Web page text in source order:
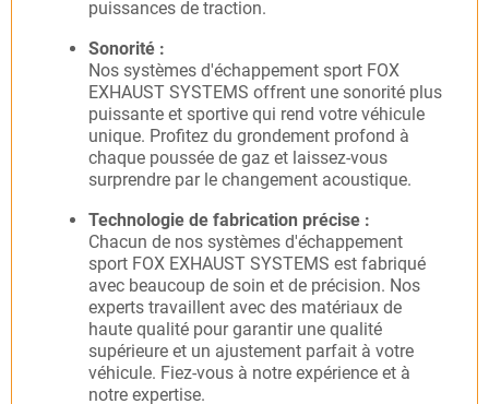
puissances de traction.
Sonorité :
Nos systèmes d'échappement sport FOX
EXHAUST SYSTEMS offrent une sonorité plus
puissante et sportive qui rend votre véhicule
unique. Profitez du grondement profond à
chaque poussée de gaz et laissez-vous
surprendre par le changement acoustique.
Technologie de fabrication précise :
Chacun de nos systèmes d'échappement
sport FOX EXHAUST SYSTEMS est fabriqué
avec beaucoup de soin et de précision. Nos
experts travaillent avec des matériaux de
haute qualité pour garantir une qualité
supérieure et un ajustement parfait à votre
véhicule. Fiez-vous à notre expérience et à
notre expertise.